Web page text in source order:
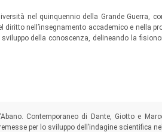
nel quinquennio della Grande Guerra,
diritto nell’insegnamento accademico e nella
della conoscenza, delineando la
i tempi difficili, i rapporti tra gli
scambio di idee e il confronto su temi e problemi
Contemporaneo di Dante, Giotto e
per lo sviluppo dell’indagine scientifica